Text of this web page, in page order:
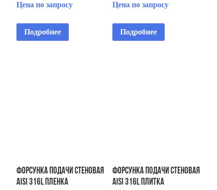
Цена по запросу
Подробнее
Цена по запросу
Подробнее
Форсунка подачи стеновая
AISI 316L пленка
Форсунка подачи стеновая
AISI 316L плитка